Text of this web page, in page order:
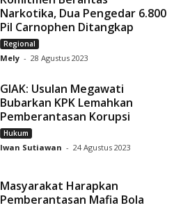
Narkotika, Dua Pengedar 6.800
Pil Carnophen Ditangkap
Regional
Mely - 28 Agustus 2023
GIAK: Usulan Megawati
Bubarkan KPK Lemahkan
Pemberantasan Korupsi
Hukum
Iwan Sutiawan - 24 Agustus 2023
Masyarakat Harapkan
Pemberantasan Mafia Bola